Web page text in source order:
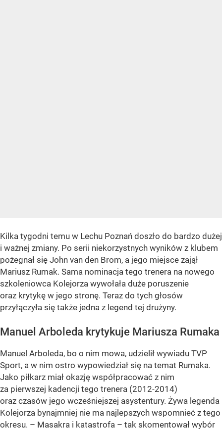
Kilka tygodni temu w Lechu Poznań doszło do bardzo dużej
i ważnej zmiany. Po serii niekorzystnych wyników z klubem
pożegnał się John van den Brom, a jego miejsce zajął
Mariusz Rumak. Sama nominacja tego trenera na nowego
szkoleniowca Kolejorza wywołała duże poruszenie
oraz krytykę w jego stronę. Teraz do tych głosów
przyłączyła się także jedna z legend tej drużyny.
Manuel Arboleda krytykuje Mariusza Rumaka
Manuel Arboleda, bo o nim mowa, udzielił wywiadu TVP
Sport, a w nim ostro wypowiedział się na temat Rumaka.
Jako piłkarz miał okazję współpracować z nim
za pierwszej kadencji tego trenera (2012-2014)
oraz czasów jego wcześniejszej asystentury. Żywa legenda
Kolejorza bynajmniej nie ma najlepszych wspomnieć z tego
okresu. – Masakra i katastrofa – tak skomentował wybór